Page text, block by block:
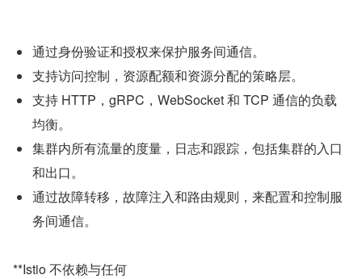
通过身份验证和授权来保护服务间通信。
支持访问控制，资源配额和资源分配的策略层。
支持 HTTP，gRPC，WebSocket 和 TCP 通信的负载
均衡。
集群内所有流量的度量，日志和跟踪，包括集群的入口
和出口。
通过故障转移，故障注入和路由规则，来配置和控制服
务间通信。
**Istio 不依赖与任何